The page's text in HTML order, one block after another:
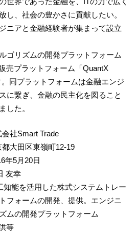
し、社会の豊かさに貢献したい。
ニアと金融経験者が集まって設立
ゴリズムの開発プラットフォーム
売プラットフォーム「QuantX
同プラットフォームは金融エンジ
に繋ぎ、金融の民主化を図ること
した。
Trade
区東嶺町12-19
月20日
友幸
活用した株式システムトレー
フォームの開発、提供。エンジニ
ムの開発プラットフォーム
等